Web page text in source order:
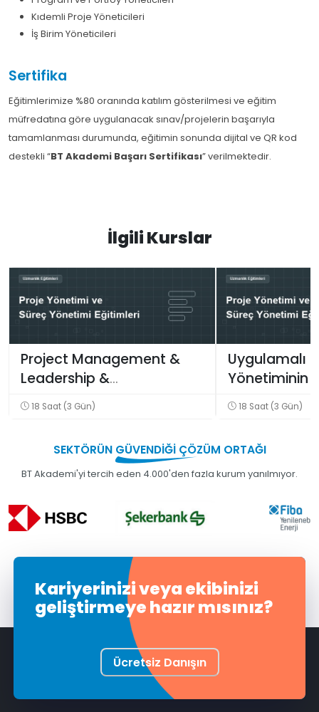
Kıdemli Proje Yöneticileri
İş Birim Yöneticileri
Sertifika
Eğitimlerimize %80 oranında katılım gösterilmesi ve eğitim
müfredatına göre uygulanacak sınav/projelerin başarıyla
tamamlanması durumunda, eğitimin sonunda dijital ve QR kod
destekli “BT Akademi Başarı Sertifikası” verilmektedir.
İlgili Kurslar
Project Management &
Leadership &
Communication Eğitimi
18 Saat (3 Gün)
Uygulamalı
Yönetiminin
Eğitimi
Eğitimi
18 Saat (3 Gün)
SEKTÖRÜN GÜVENDİĞİÇÖZÜM ORTAĞI
BT Akademi'yi tercih eden 4.000'den fazla kurum yanılmıyor.
Kariyerinizi veya ekibinizi
geliştirmeye hazır mısınız?
Ücretsiz Danışın